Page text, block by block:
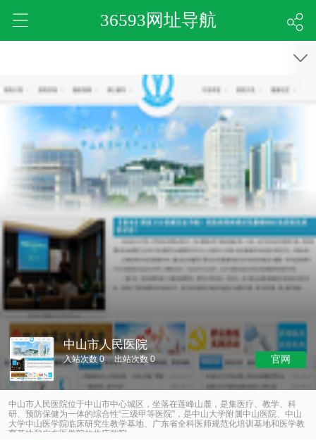
36593网址导航
中山市人民医院
入站次数 0 出站次数 0 官网
中山市人民医院位于中山市中心城区，坐落在莲峰山麓，是集医疗、教学、科
研、预防保健为一体的综合性“三级甲等医院”，是中山大学附属中山医院、中山
大学中山医学院临床研究生教学基地、广东省全科医师规范化培训基地和医学教
育基地和广东医学院的临床学院。